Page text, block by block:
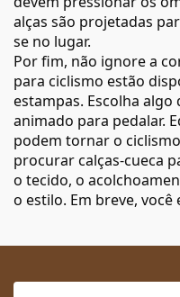
alças são projetadas
se no lugar.
Por fim, não ignore a
para ciclismo estão
estampas. Escolha
animado para pedalar.
podem tornar o
procurar calças-cueca
o tecido, o
o estilo. Em breve,